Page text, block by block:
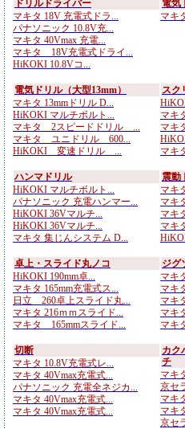
ドリルドライバー
マキタ 18V 充電式ドラ...
パナソニック 10.8V充...
マキタ 40Vmax 充電...
マキタ 18V充電式ドライ...
HiKOKI 10.8Vコ...
電気
マキ
電気ドリル（大型13mm）
マキタ 13mmドリル D...
HiKOKI マルチボルト...
マキタ 2スピードドリル ...
マキタ ユニドリル 600...
HiKOKI 変速ドリル ...
スク
マキ
マキ
マキ
ハンマドリル
HiKOKI マルチボルト...
パナソニック 充電ハンマー...
HiKOKI 36Vマルチ...
HiKOKI 36Vマルチ...
マキタ 集じんシステム D...
震動
マキ
マキ
マキ
マキ
卓上・スライド丸ノコ
HiKOKI 190mm卓...
マキタ 165mm充電式ス...
日立 260卓上スライド丸...
マキタ 216ｍｍスライド...
マキタ 165mmスライド...
ジグ
マキ
マキ
マキ
マキ
マキ
切断
マキタ 10.8V充電式レ...
マキタ 40Vmax充電式...
パナソニック 充電全ネジカ...
マキタ 40Vmax充電式...
マキタ 40Vmax充電式...
カク
チ
マキ
京セ
マキ
マキ
京セ